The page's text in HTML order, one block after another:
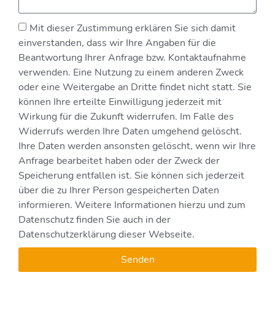
Mit dieser Zustimmung erklären Sie sich damit
einverstanden, dass wir Ihre Angaben für die
Beantwortung Ihrer Anfrage bzw. Kontaktaufnahme
verwenden. Eine Nutzung zu einem anderen Zweck
oder eine Weitergabe an Dritte findet nicht statt. Sie
können Ihre erteilte Einwilligung jederzeit mit
Wirkung für die Zukunft widerrufen. Im Falle des
Widerrufs werden Ihre Daten umgehend gelöscht.
Ihre Daten werden ansonsten gelöscht, wenn wir Ihre
Anfrage bearbeitet haben oder der Zweck der
Speicherung entfallen ist. Sie können sich jederzeit
über die zu Ihrer Person gespeicherten Daten
informieren. Weitere Informationen hierzu und zum
Datenschutz finden Sie auch in der
Datenschutzerklärung dieser Webseite.
Senden